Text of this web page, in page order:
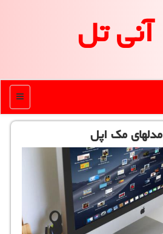
آنی تل
منو
مك اپل